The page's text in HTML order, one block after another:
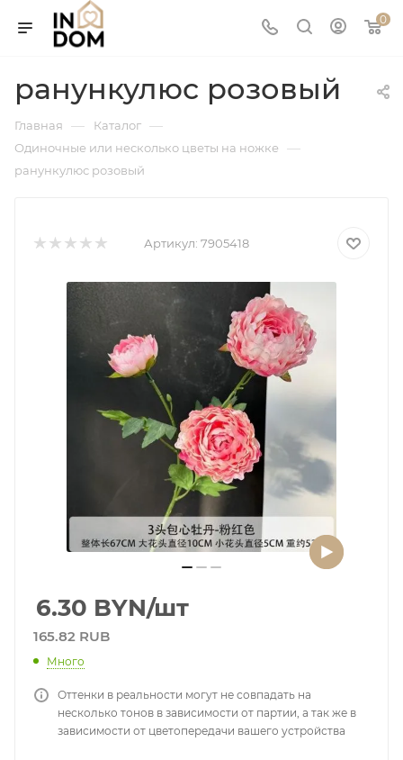
0
ранункулюс розовый
Главная — Каталог —
Одиночные или несколько цветы на ножке —
ранункулюс розовый
Артикул: 7905418
6.30 BYN/шт
165.82 RUB
Много
Оттенки в реальности могут не совпадать на
несколько тонов в зависимости от партии, а так же в
зависимости от цветопередачи вашего устройства